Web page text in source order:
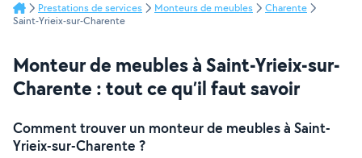
Prestations de services Monteurs de meubles
Charente
Saint-Yrieix-sur-Charente
Monteur de meubles à Saint-Yrieix-sur-
Charente : tout ce qu’il faut savoir
Comment trouver un monteur de meubles à Saint-
Yrieix-sur-Charente ?